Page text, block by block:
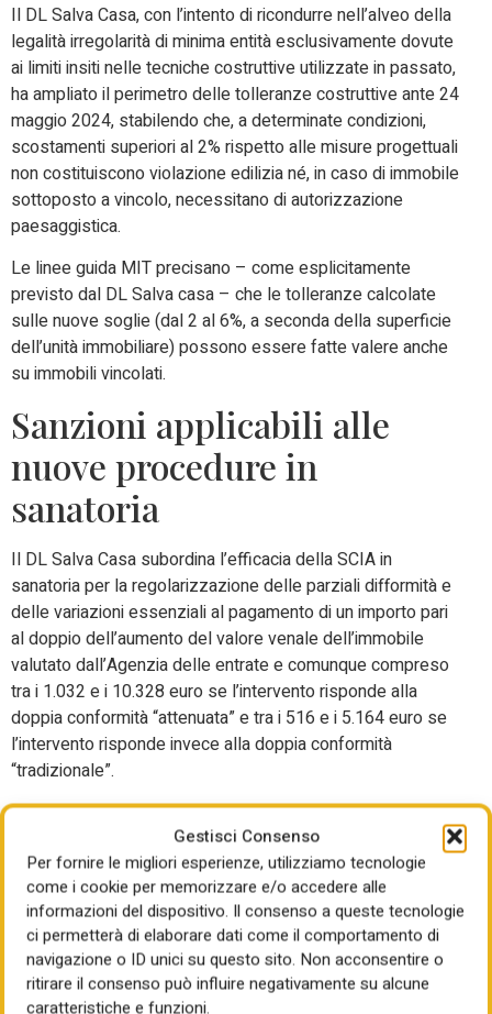
Gestisci Consenso
Per fornire le migliori esperienze, utilizziamo tecnologie
come i cookie per memorizzare e/o accedere alle
informazioni del dispositivo. Il consenso a queste tecnologie
ci permetterà di elaborare dati come il comportamento di
navigazione o ID unici su questo sito. Non acconsentire o
ritirare il consenso può influire negativamente su alcune
caratteristiche e funzioni.
Il DL Salva Casa, con l’intento di ricondurre nell’alveo della
legalità irregolarità di minima entità esclusivamente dovute
ai limiti insiti nelle tecniche costruttive utilizzate in passato,
ha ampliato il perimetro delle tolleranze costruttive ante 24
maggio 2024, stabilendo che, a determinate condizioni,
scostamenti superiori al 2% rispetto alle misure progettuali
non costituiscono violazione edilizia né, in caso di immobile
sottoposto a vincolo, necessitano di autorizzazione
paesaggistica.
Le linee guida MIT precisano – come esplicitamente
previsto dal DL Salva casa – che le tolleranze calcolate
sulle nuove soglie (dal 2 al 6%, a seconda della superficie
dell’unità immobiliare) possono essere fatte valere anche
su immobili vincolati.
Sanzioni applicabili alle
nuove procedure in
sanatoria
Il DL Salva Casa subordina l’efficacia della SCIA in
sanatoria per la regolarizzazione delle parziali difformità e
delle variazioni essenziali al pagamento di un importo pari
al doppio dell’aumento del valore venale dell’immobile
valutato dall’Agenzia delle entrate e comunque compreso
tra i 1.032 e i 10.328 euro se l’intervento risponde alla
doppia conformità “attenuata” e tra i 516 e i 5.164 euro se
l’intervento risponde invece alla doppia conformità
“tradizionale”.
Le linee guida MIT forniscono criteri metodologici
orientativi a favore dei Comuni per la corretta
determinazione delle sanzioni in esame, invitandoli a fare
riferimento alle prassi applicative già in uso prima
dell’entrata in vigore del DL Salva Casa. Nel caso in cui il
Comune ritenga che l’intervento non abbia determinato un
aumento del valore venale dell’immobile, potrà essere
applicata direttamente una sanzione pari alle soglie minime